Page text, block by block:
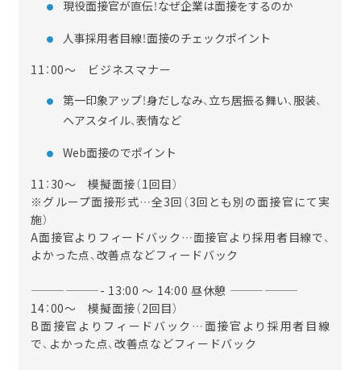
現役面接官が直伝！なぜ企業は面接をするのか
人事採用者目線！面接のチェックポイント
11：00～ ビジネスマナー
第一印象アップ！身だしなみ、立ち居振る舞い、服装、
ヘアスタイル、表情など
Web面接のでポイント
11：30～ 模擬面接（1回目）
※グループ面接形式…全3回（3回とも別の面接官にて実
施）
A面接官よりフィードバック…面接官より採用者目線で、
よかった点、改善点などフィードバック
——————- 13:00 ～ 14:00 昼休憩 ——————
14：00～ 模擬面接（2回目）
B面接官よりフィードバック…面接官より採用者目線
で、よかった点、改善点などフィードバック